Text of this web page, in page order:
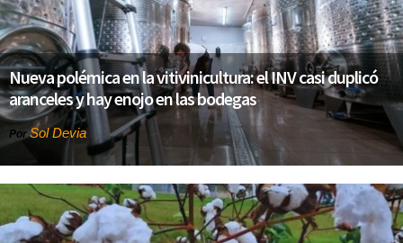
Nueva polémica en la vitivinicultura: el INV casi duplicó
aranceles y hay enojo en las bodegas
PorSol Devia